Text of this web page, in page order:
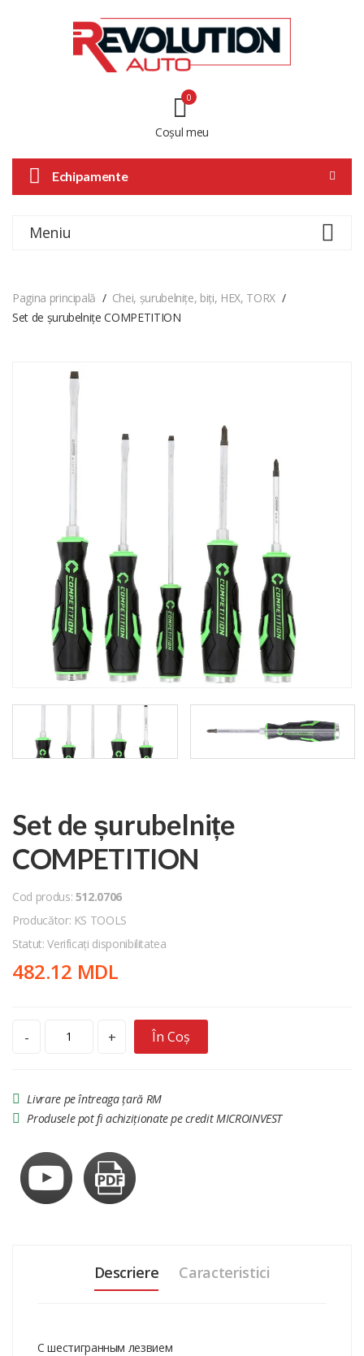
Coșul meu
0
Echipamente
Meniu
Pagina principală
Chei, șurubelnițe, biți, HEX, TORX
Set de șurubelnițe COMPETITION
Set de șurubelnițe
COMPETITION
Cod produs: 512.0706
Producător: KS TOOLS
Statut: Verificați disponibilitatea
482.12 MDL
- + În Coș
Livrare pe întreaga țară RM
Produsele pot fi achiziționate pe credit MICROINVEST
Descriere Caracteristici
С шестигранным лезвием